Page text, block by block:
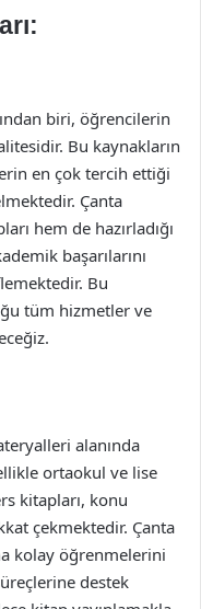
biri, öğrencilerin
Bu kaynakların
en çok tercih ettiği
Çanta
hem de hazırladığı
başarılarını
Bu
tüm hizmetler ve
alanında
ortaokul ve lise
kitapları, konu
çekmektedir. Çanta
kolay öğrenmelerini
destek